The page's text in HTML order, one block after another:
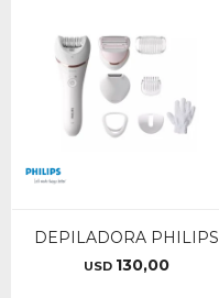
DEPILADORA PHILIPS
USD 130,00